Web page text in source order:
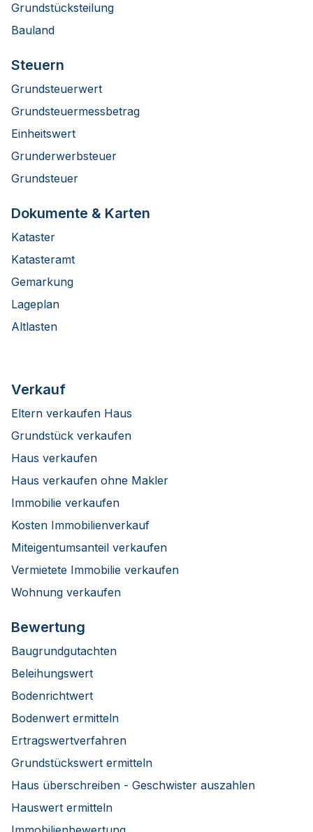
Grundstücksteilung
Bauland
Steuern
Grundsteuerwert
Grundsteuermessbetrag
Einheitswert
Grunderwerbsteuer
Grundsteuer
Dokumente & Karten
Kataster
Katasteramt
Gemarkung
Lageplan
Altlasten
Verkauf
Eltern verkaufen Haus
Grundstück verkaufen
Haus verkaufen
Haus verkaufen ohne Makler
Immobilie verkaufen
Kosten Immobilienverkauf
Miteigentumsanteil verkaufen
Vermietete Immobilie verkaufen
Wohnung verkaufen
Bewertung
Baugrundgutachten
Beleihungswert
Bodenrichtwert
Bodenwert ermitteln
Ertragswertverfahren
Grundstückswert ermitteln
Haus überschreiben - Geschwister auszahlen
Hauswert ermitteln